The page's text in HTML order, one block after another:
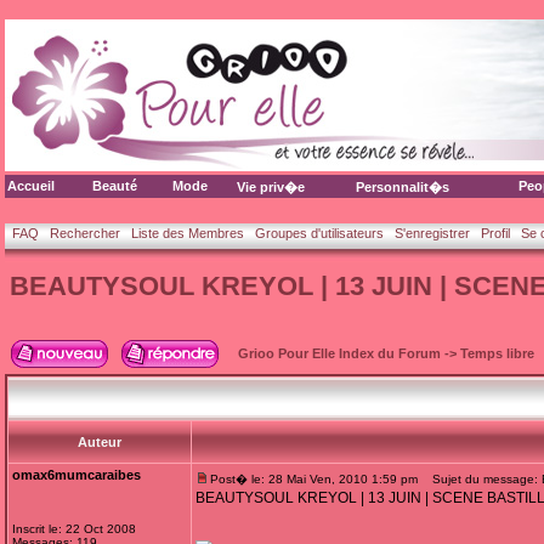
Accueil Beauté Mode Vie priv�e Personnalit�s
FAQ Rechercher Liste des Membres Groupes d'utilisateurs S'enregistrer Profil Se
BEAUTYSOUL KREYOL | 13 JUIN |
Grioo Pour Elle Index du Forum -> Temps libre
Auteur
omax6mumcaraibes
Inscrit le: 22 Oct 2008
Post� le: 28 Mai Ven, 2010 1:59 pm Sujet du message:
BEAUTYSOUL KREYOL | 13 JUIN | SCENE